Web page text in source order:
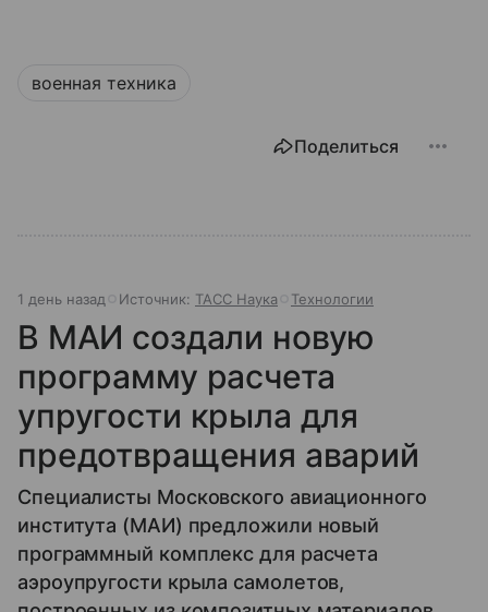
военная техника
Поделиться
1 день назад Источник: ТАСС Наука Технологии
В МАИ создали новую
программу расчета
упругости крыла для
предотвращения аварий
Специалисты Московского авиационного
института (МАИ) предложили новый
программный комплекс для расчета
аэроупругости крыла самолетов,